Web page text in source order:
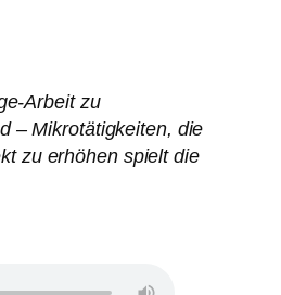
Arbeit zu
– Mikrotätigkeiten, die
zu erhöhen spielt die